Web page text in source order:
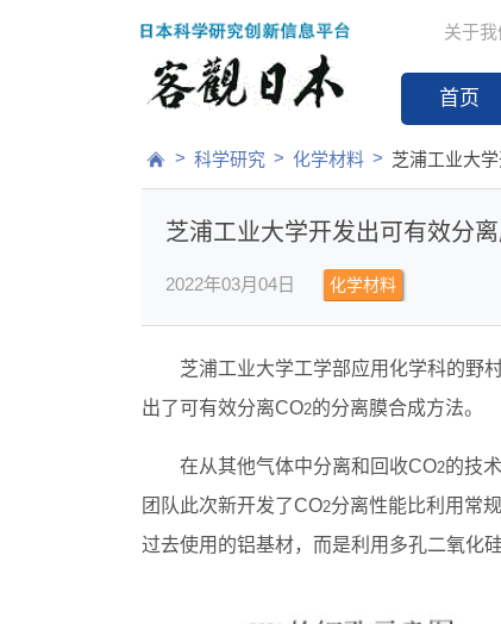
关于我
首页
> 科学研究 > 化学材料 > 芝浦工业大
芝浦工业大学开发出可有效分
2022年03月04日 化学材料
芝浦工业大学工学部应用化学科的野
出了可有效分离CO2的分离膜合成方法。
在从其他气体中分离和回收CO2的技
团队此次新开发了CO2分离性能比利用常
过去使用的铝基材，而是利用多孔二氧化